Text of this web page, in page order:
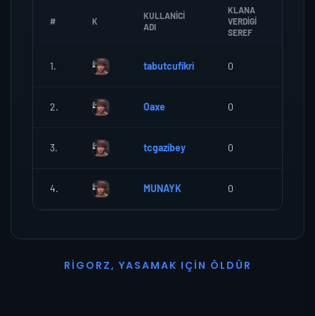
# K
KULLANICI
ADI
KLANA
VERDIGI
SEREF
1. tabutcufikri 0
2. Oaxe 0
3. tcgazibey 0
4. MUNAYK 0
R I G O R Z, YASAMAK I ÇI N Ö L D Ü R